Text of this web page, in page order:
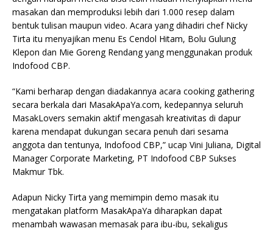
masakan dan memproduksi lebih dari 1.000 resep dalam
bentuk tulisan maupun video. Acara yang dihadiri chef Nicky
Tirta itu menyajikan menu Es Cendol Hitam, Bolu Gulung
Klepon dan Mie Goreng Rendang yang menggunakan produk
Indofood CBP.
“Kami berharap dengan diadakannya acara cooking gathering
secara berkala dari MasakApaYa.com, kedepannya seluruh
MasakLovers semakin aktif mengasah kreativitas di dapur
karena mendapat dukungan secara penuh dari sesama
anggota dan tentunya, Indofood CBP,” ucap Vini Juliana, Digital
Manager Corporate Marketing, PT Indofood CBP Sukses
Makmur Tbk.
Adapun Nicky Tirta yang memimpin demo masak itu
mengatakan platform MasakApaYa diharapkan dapat
menambah wawasan memasak para ibu-ibu, sekaligus